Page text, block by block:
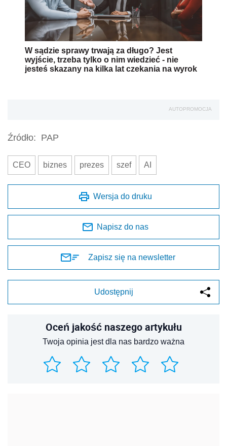
W sądzie sprawy trwają za długo? Jest
wyjście, trzeba tylko o nim wiedzieć - nie
jesteś skazany na kilka lat czekania na wyrok
AUTOPROMOCJA
Źródło: PAP
CEO biznes prezes szef AI
Wersja do druku
Napisz do nas
Zapisz się na newsletter
Udostępnij
Oceń jakość naszego artykułu
Twoja opinia jest dla nas bardzo ważna